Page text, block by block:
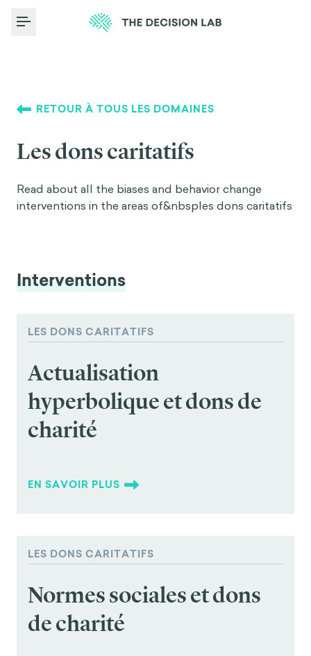
Toggle Menu
RETOUR À TOUS LES DOMAINES
Les dons caritatifs
Read about all the biases and behavior change
interventions in the areas of&nbsples dons caritatifs
Interventions
LES DONS CARITATIFS
Actualisation
hyperbolique et dons de
charité
EN SAVOIR PLUS
LES DONS CARITATIFS
Normes sociales et dons
de charité